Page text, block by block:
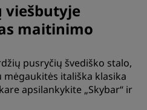
viešbutyje
maitinimo
pusryčių švediško stalo,
itališka klasika
apsilankykite „Skybar“ ir